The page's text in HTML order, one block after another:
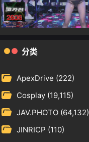
分类
ApexDrive (222)
Cosplay (19,115)
JAV.PHOTO (64,132)
JINRICP (110)